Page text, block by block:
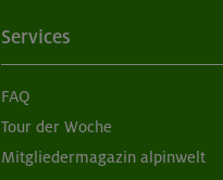
Services
FAQ
Tour der Woche
Mitgliedermagazin alpinwelt